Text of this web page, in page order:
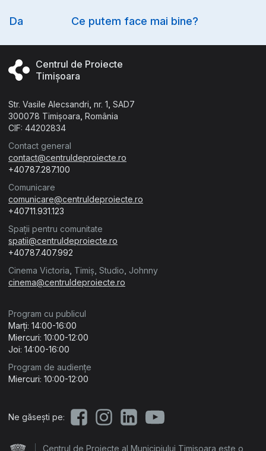
Da Ce putem face mai bine?
Centrul de Proiecte
Timișoara
Str. Vasile Alecsandri, nr. 1, SAD7
300078 Timișoara, România
CIF: 44202834
Contact general
contact@centruldeproiecte.ro
+40787.287.100
Comunicare
comunicare@centruldeproiecte.ro
+40711.931.123
Spații pentru comunitate
spatii@centruldeproiecte.ro
+40787.407.992
Cinema Victoria, Timiș, Studio, Johnny
cinema@centruldeproiecte.ro
Program cu publicul
Marți: 14:00-16:00
Miercuri: 10:00-12:00
Joi: 14:00-16:00
Program de audiențe
Miercuri: 10:00-12:00
Ne găsești pe:
Centrul de Proiecte al Municipiului Timișoara este o